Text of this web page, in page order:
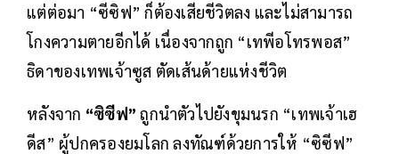
แต่ต่อมา “ซีซิฟ” ก็ต้องเสียชีวิตลง และไม่สามารถ
โกงความตายอีกได้ เนื่องจากถูก “เทพีอโทรพอส”
ธิดาของเทพเจ้าซูส ตัดเส้นด้ายแห่งชีวิต
หลังจาก “ซิซีฟ”ถูกนำตัวไปยังขุมนรก “เทพเจ้าเฮ
ดีส” ผู้ปกครองยมโลก ลงทัณฑ์ด้วยการให้ “ซิซีฟ”